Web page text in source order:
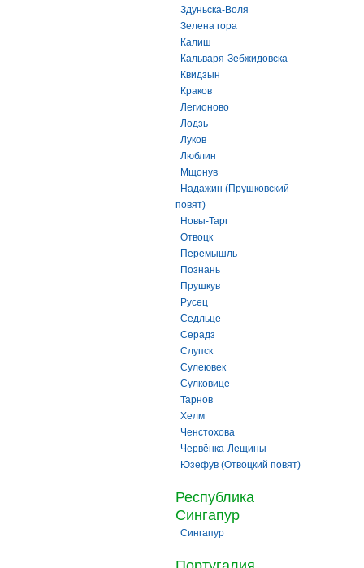
Здуньска-Воля
Зелена гора
Калиш
Кальваря-Зебжидовска
Квидзын
Краков
Легионово
Лодзь
Луков
Люблин
Мщонув
Надажин (Прушковский
повят)
Новы-Тарг
Отвоцк
Перемышль
Познань
Прушкув
Русец
Седльце
Серадз
Слупск
Сулеювек
Сулковице
Тарнов
Хелм
Ченстохова
Червёнка-Лещины
Юзефув (Отвоцкий повят)
Республика
Сингапур
Сингапур